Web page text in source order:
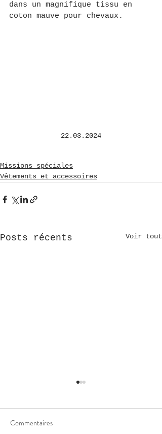
dans un magnifique tissu en
coton mauve pour chevaux.
22.03.2024
Missions spéciales
Vêtements et accessoires
Posts récents Voir tout
Fais court!
Commentaires